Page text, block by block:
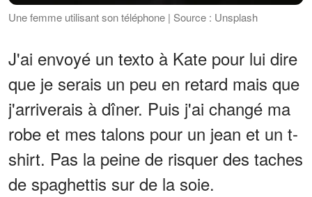
Une femme utilisant son téléphone | Source : Unsplash
J'ai envoyé un texto à Kate pour lui dire
que je serais un peu en retard mais que
j'arriverais à dîner. Puis j'ai changé ma
robe et mes talons pour un jean et un t-
shirt. Pas la peine de risquer des taches
de spaghettis sur de la soie.